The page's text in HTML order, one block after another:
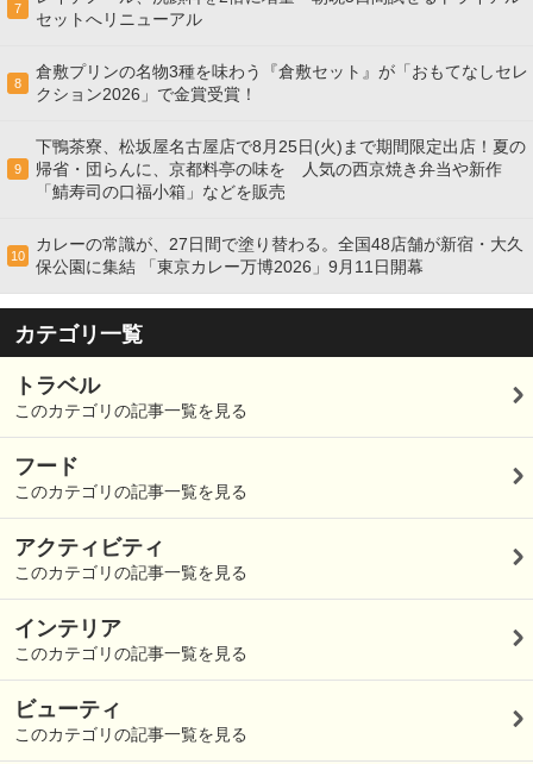
7
セットへリニューアル
8
倉敷プリンの名物3種を味わう『倉敷セット』が「おもてなしセレ
クション2026」で金賞受賞！
9
下鴨茶寮、松坂屋名古屋店で8月25日(火)まで期間限定出店！夏の
帰省・団らんに、京都料亭の味を 人気の西京焼き弁当や新作
「鯖寿司の口福小箱」などを販売
10
カレーの常識が、27日間で塗り替わる。全国48店舗が新宿・大久
保公園に集結 「東京カレー万博2026」9月11日開幕
カテゴリ一覧
トラベル
このカテゴリの記事一覧を見る
フード
このカテゴリの記事一覧を見る
アクティビティ
このカテゴリの記事一覧を見る
インテリア
このカテゴリの記事一覧を見る
ビューティ
このカテゴリの記事一覧を見る